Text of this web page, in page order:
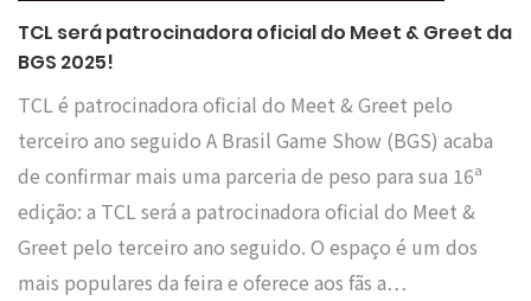
TCL será patrocinadora oficial do Meet & Greet da
BGS 2025!
TCL é patrocinadora oficial do Meet & Greet pelo
terceiro ano seguido A Brasil Game Show (BGS) acaba
de confirmar mais uma parceria de peso para sua 16ª
edição: a TCL será a patrocinadora oficial do Meet &
Greet pelo terceiro ano seguido. O espaço é um dos
mais populares da feira e oferece aos fãs a…